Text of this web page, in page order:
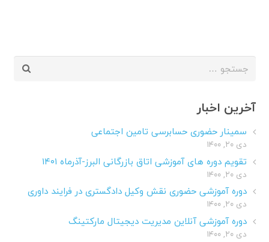
جستجو
آخرین اخبار
سمینار حضوری حسابرسی تامین اجتماعی
دی ۲۰, ۱۴۰۰
تقویم دوره های آموزشی اتاق بازرگانی البرز-آذرماه ۱۴۰۱
دی ۲۰, ۱۴۰۰
دوره آموزشی حضوری نقش وکیل دادگستری در فرایند داوری
دی ۲۰, ۱۴۰۰
دوره آموزشی آنلاین مدیریت دیجیتال مارکتینگ
دی ۲۰, ۱۴۰۰